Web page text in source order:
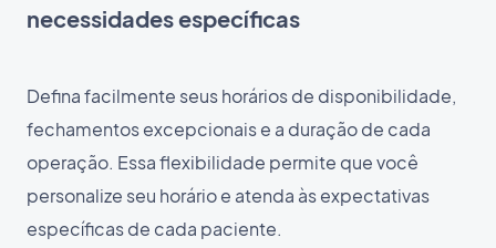
necessidades específicas
Defina facilmente seus horários de disponibilidade,
fechamentos excepcionais e a duração de cada
operação. Essa flexibilidade permite que você
personalize seu horário e atenda às expectativas
específicas de cada paciente.